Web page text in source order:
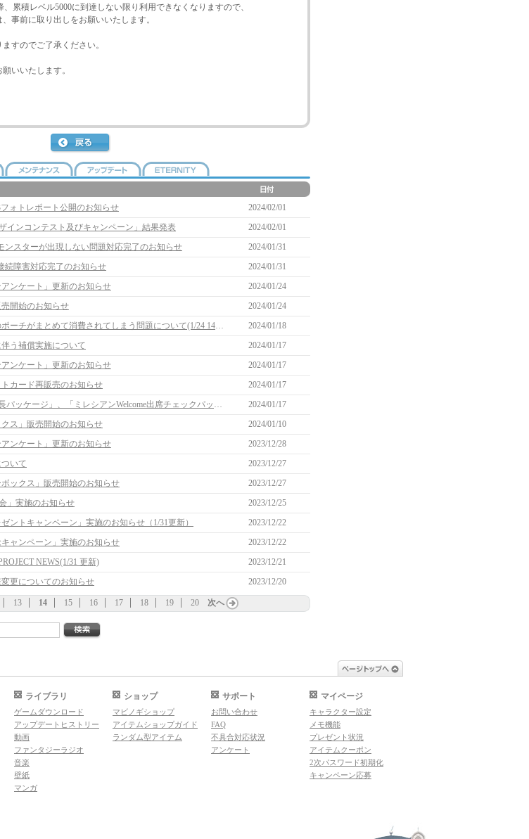
累積レベル5000に到達しない限り利用できなくなりますので、
事前に取り出しをお願いいたします。
すのでご了承ください。
いいたします。
ォトレポート公開のお知らせ
2024/02/01
インコンテスト及びキャンペーン」結果発表
2024/02/01
ンスターが出現しない問題対応完了のお知らせ
2024/01/31
続障害対応完了のお知らせ
2024/01/31
ンケート」更新のお知らせ
2024/01/24
売開始のお知らせ
2024/01/24
【更新】一部カバン用のポーチがまとめて消費されてしまう問題について(1/24 14:20更新)
2024/01/18
う補償実施について
2024/01/17
ンケート」更新のお知らせ
2024/01/17
トカード再販売のお知らせ
2024/01/17
「ミレシアンWelcome成長パッケージ」、「ミレシアンWelcome出席チェックパッケージ」購入制限リセットのお知らせ
2024/01/17
クス」販売開始のお知らせ
2024/01/10
ンケート」更新のお知らせ
2023/12/28
いて
2023/12/27
ボックス」販売開始のお知らせ
2023/12/27
」実施のお知らせ
2023/12/25
ントキャンペーン」実施のお知らせ（1/31更新）
2023/12/22
キャンペーン」実施のお知らせ
2023/12/22
NEWS(1/31 更新)
2023/12/21
更についてのお知らせ
2023/12/20
13 14 15 16 17 18 19 20 次へ
ライブラリ
ゲームダウンロード
アップデートヒストリー
動画
ファンタジーラジオ
音楽
壁紙
マンガ
ショップ
マビノギショップ
アイテムショップガイド
ランダム型アイテム
サポート
お問い合わせ
FAQ
不具合対応状況
アンケート
マイページ
キャラクター設定
メモ機能
プレゼント状況
アイテムクーポン
2次パスワード初期化
キャンペーン応募